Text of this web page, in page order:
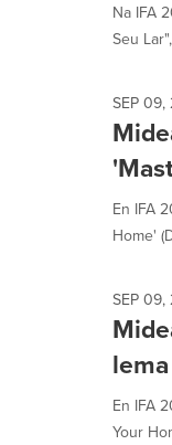
Na IFA
Seu
SEP
En IFA
Home'
SEP 09,
En IFA
Your